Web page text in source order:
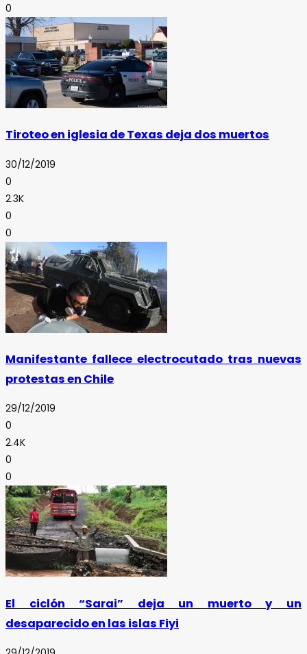
0
Tiroteo en iglesia de Texas deja dos muertos
30/12/2019
0
2.3K
0
0
Manifestante fallece electrocutado tras nuevas
protestas en Chile
29/12/2019
0
2.4K
0
0
El ciclón “Sarai” deja un muerto y un
desaparecido en las islas Fiyi